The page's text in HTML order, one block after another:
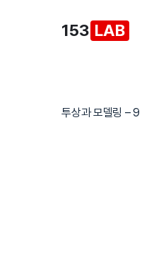
153 LAB
투상과 모델링 – 9